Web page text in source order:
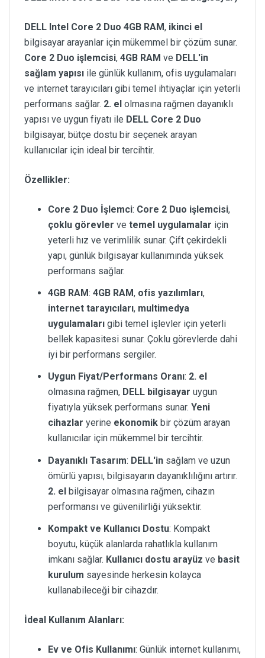
DELL Intel Core 2 Duo 4GB RAM, ikinci el
bilgisayar arayanlar için mükemmel bir çözüm sunar.
Core 2 Duo işlemcisi, 4GB RAM ve DELL'in
sağlam yapısı ile günlük kullanım, ofis uygulamaları
ve internet tarayıcıları gibi temel ihtiyaçlar için yeterli
performans sağlar. 2. el olmasına rağmen dayanıklı
yapısı ve uygun fiyatı ile DELL Core 2 Duo
bilgisayar, bütçe dostu bir seçenek arayan
kullanıcılar için ideal bir tercihtir.
Özellikler:
Core 2 Duo İşlemci: Core 2 Duo işlemcisi,
çoklu görevler ve temel uygulamalar için
yeterli hız ve verimlilik sunar. Çift çekirdekli
yapı, günlük bilgisayar kullanımında yüksek
performans sağlar.
4GB RAM: 4GB RAM, ofis yazılımları,
internet tarayıcıları, multimedya
uygulamaları gibi temel işlevler için yeterli
bellek kapasitesi sunar. Çoklu görevlerde dahi
iyi bir performans sergiler.
Uygun Fiyat/Performans Oranı: 2. el
olmasına rağmen, DELL bilgisayar uygun
fiyatıyla yüksek performans sunar. Yeni
cihazlar yerine ekonomik bir çözüm arayan
kullanıcılar için mükemmel bir tercihtir.
Dayanıklı Tasarım: DELL'in sağlam ve uzun
ömürlü yapısı, bilgisayarın dayanıklılığını artırır.
2. el bilgisayar olmasına rağmen, cihazın
performansı ve güvenilirliği yüksektir.
Kompakt ve Kullanıcı Dostu: Kompakt
boyutu, küçük alanlarda rahatlıkla kullanım
imkanı sağlar. Kullanıcı dostu arayüz ve basit
kurulum sayesinde herkesin kolayca
kullanabileceği bir cihazdır.
İdeal Kullanım Alanları:
Ev ve Ofis Kullanımı: Günlük internet kullanımı,